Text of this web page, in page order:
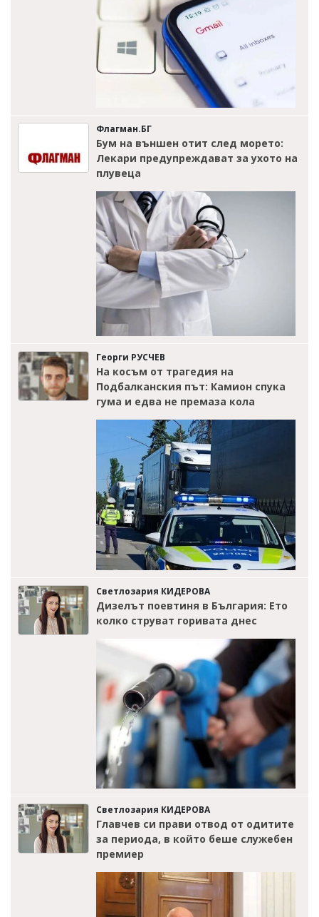
Флагман.БГ
Бум на външен отит след морето:
Лекари предупреждават за ухото на
плувеца
Георги РУСЧЕВ
На косъм от трагедия на
Подбалканския път: Камион спука
гума и едва не премаза кола
Светлозария КИДЕРОВА
Дизелът поевтиня в България: Ето
колко струват горивата днес
Светлозария КИДЕРОВА
Главчев си прави отвод от одитите
за периода, в който беше служебен
премиер